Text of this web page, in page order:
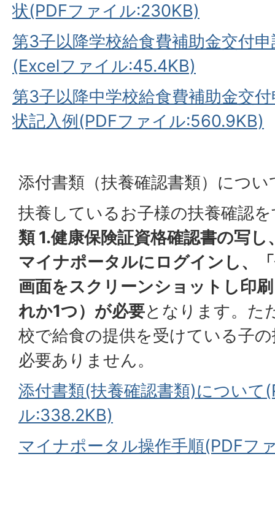
状(PDFファイル:230KB)
第3子以降学校給食費補助金交付
(Excelファイル:45.4KB)
第3子以降中学校給食費補助金交
状記入例(PDFファイル:560.9KB)
添付書類（扶養確認書類）につい
扶養しているお子様の扶養確認
類 1.健康保険証資格確認書の写
マイナポータルにログインし、
画面をスクリーンショットし印
れか1つ）が必要となります。た
校で給食の提供を受けている子
必要ありません。
添付書類(扶養確認書類)について
ル:338.2KB)
マイナポータル操作手順(PDFフ